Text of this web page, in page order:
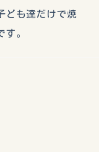
ども達だけで焼
。